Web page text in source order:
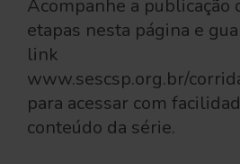
Acompanhe a publicação
etapas nesta página e
link
www.sescsp.org.br/
para acessar com
conteúdo da série.